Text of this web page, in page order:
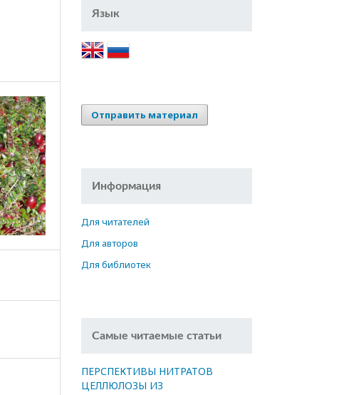
Язык
Отправить материал
Информация
Для читателей
Для авторов
Для библиотек
Самые читаемые статьи
ПЕРСПЕКТИВЫ НИТРАТОВ
ЦЕЛЛЮЛОЗЫ ИЗ